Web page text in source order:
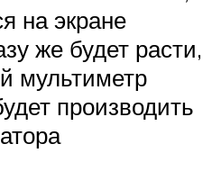
на экране
же будет расти,
мультиметр
производить